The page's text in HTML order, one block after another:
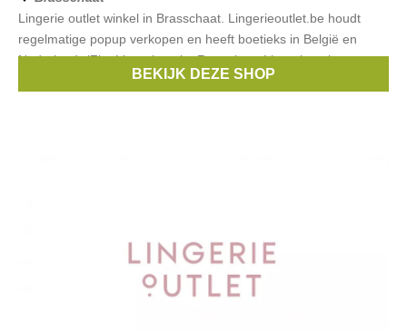
Lingerie outlet winkel in Brasschaat. Lingerieoutlet.be houdt
regelmatige popup verkopen en heeft boetieks in België en
Nederland. (Zie: Lingerieoutlet Roeselare, Lingerieoutlet
Brugge, LingerieoutletBEKIJK DEZE SHOP